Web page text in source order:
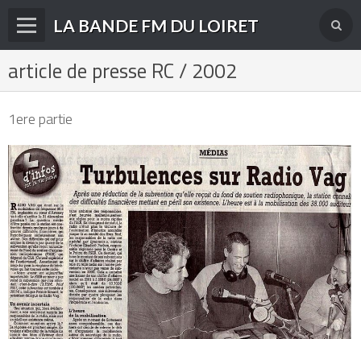
LA BANDE FM DU LOIRET
Accueil
radios disparues
radios actuelles
La radio en DAB+
archives
derniéres infos
Livre d'or du site
Contact
article de presse RC / 2002
1ere partie